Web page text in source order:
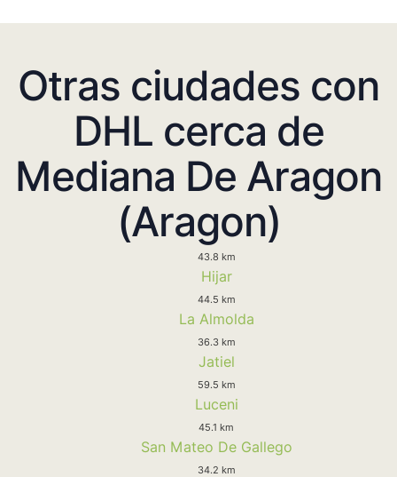
Otras ciudades con
DHL cerca de
Mediana De Aragon
(Aragon)
43.8 km
Hijar
44.5 km
La Almolda
36.3 km
Jatiel
59.5 km
Luceni
45.1 km
San Mateo De Gallego
34.2 km